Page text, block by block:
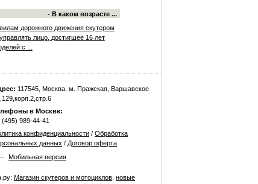
- В каком возрасте ...
дорожного движения скутером
лицо, достигшее 16 лет
с ...
117545, Москва, м. Пражская, Варшавское
в Москве:
(495) 989-44-41
конфиденциальности / Обработка
данных / Договор оферта
Мобильная версия
Магазин скутеров и мотоциклов новые